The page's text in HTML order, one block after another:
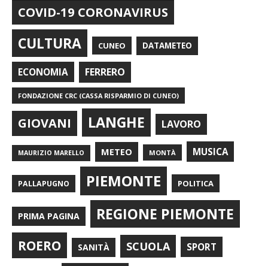
COVID-19 CORONAVIRUS
CULTURA CUNEO DATAMETEO
ECONOMIA FERRERO
FONDAZIONE CRC (CASSA RISPARMIO DI CUNEO)
GIOVANI LANGHE LAVORO
MAURIZIO MARELLO METEO MONTÀ MUSICA
PALLAPUGNO PIEMONTE POLITICA
PRIMA PAGINA REGIONE PIEMONTE
ROERO SANITÀ SCUOLA SPORT